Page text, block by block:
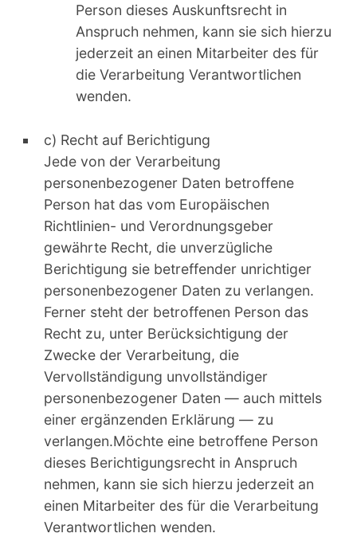
Person dieses Auskunftsrecht in
Anspruch nehmen, kann sie sich hierzu
jederzeit an einen Mitarbeiter des für
die Verarbeitung Verantwortlichen
wenden.
c) Recht auf Berichtigung
Jede von der Verarbeitung
personenbezogener Daten betroffene
Person hat das vom Europäischen
Richtlinien- und Verordnungsgeber
gewährte Recht, die unverzügliche
Berichtigung sie betreffender unrichtiger
personenbezogener Daten zu verlangen.
Ferner steht der betroffenen Person das
Recht zu, unter Berücksichtigung der
Zwecke der Verarbeitung, die
Vervollständigung unvollständiger
personenbezogener Daten — auch mittels
einer ergänzenden Erklärung — zu
verlangen.Möchte eine betroffene Person
dieses Berichtigungsrecht in Anspruch
nehmen, kann sie sich hierzu jederzeit an
einen Mitarbeiter des für die Verarbeitung
Verantwortlichen wenden.